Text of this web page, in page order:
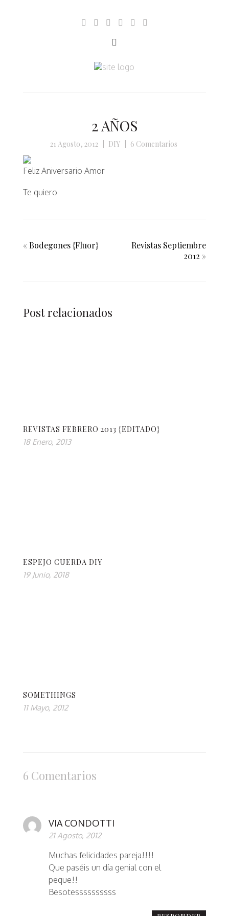
2 AÑOS
21 Agosto, 2012 DIY 6 Comentarios
Feliz Aniversario Amor
Te quiero
« Bodegones {Fluor}
Revistas Septiembre
2012 »
Post relacionados
REVISTAS FEBRERO 2013 {EDITADO}
18 Enero, 2013
ESPEJO CUERDA DIY
19 Junio, 2018
SOMETHINGS
11 Mayo, 2012
6 Comentarios
VIA CONDOTTI
21 Agosto, 2012
Muchas felicidades pareja!!!!
Que paséis un día genial con el
peque!!
Besotessssssssss